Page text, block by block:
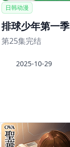
日韩动漫
排球少年第一季
第25集完结
2025-10-29